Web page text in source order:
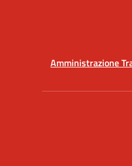
Amministrazione